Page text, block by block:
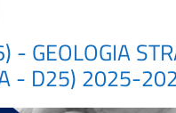
GEOLOGIA
- D25) 2025-